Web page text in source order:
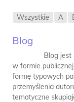
Wszystkie A
Blog
Blog jest
w formie
formę typowych
przemyślenia
tematyczne